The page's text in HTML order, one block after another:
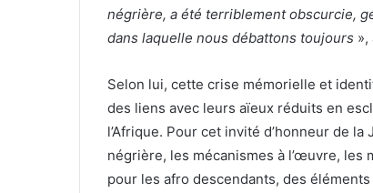
négrière, a été terriblement obscurcie,
dans laquelle nous débattons toujours
Selon lui, cette crise mémorielle et
des liens avec leurs aïeux réduits en
l’Afrique. Pour cet invité d’honneur de
négrière, les mécanismes à l’œuvre,
pour les afro descendants, des